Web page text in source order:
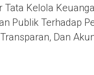
Kelola
Publik Terhadap
Dan